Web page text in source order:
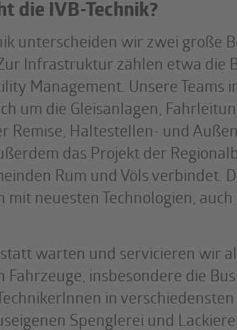
die IVB-Technik?
unterscheiden wir zwei große
Infrastruktur zählen etwa die
Management. Unsere Teams
um die Gleisanlagen,
Remise, Haltestellen- und
das Projekt der
Rum und Völs verbindet.
mit neuesten Technologien,
warten und servicieren wir
Fahrzeuge, insbesondere die
in verschiedensten
Spenglerei und